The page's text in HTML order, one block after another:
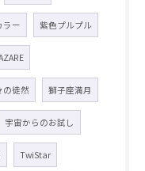
ラー 紫色プルプル
の徒然 獅子座満月
宇宙からのお試し
TwiStar